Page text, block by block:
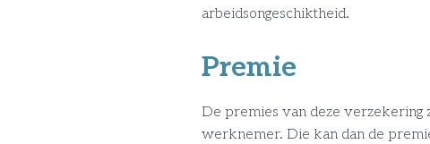
arbeidsongeschiktheid.
Premie
De premies van deze verzekering
werknemer. Die kan dan de